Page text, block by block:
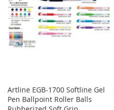
Artline EGB-1700 Softline Gel
Pen Ballpoint Roller Balls